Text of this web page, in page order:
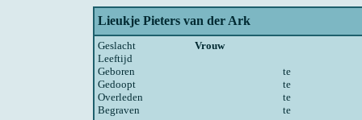
Lieukje Pieters van der Ark
Geslacht
Vrouw
Leeftijd
Geboren
te
Gedoopt
te
Overleden
te
Begraven
te